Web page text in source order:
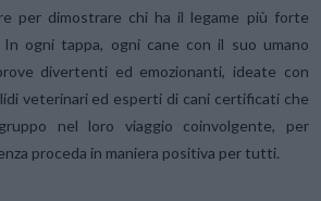
per dimostrare chi ha il legame più forte
In ogni tappa, ogni cane con il suo umano
divertenti ed emozionanti, ideate con
veterinari ed esperti di cani certificati che
nel loro viaggio coinvolgente, per
proceda in maniera positiva per tutti.